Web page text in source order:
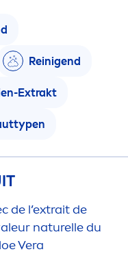
Reinigend
Extrakt
de l’extrait de
naturelle du
Vera